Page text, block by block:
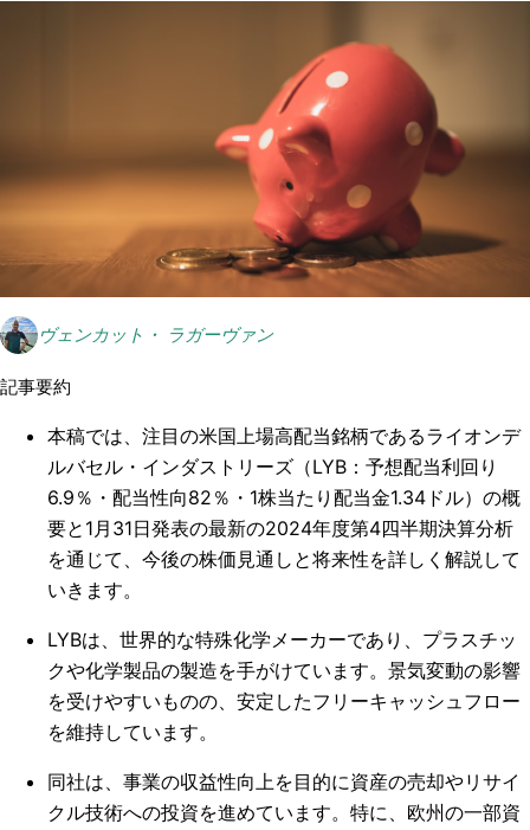
ヴェンカット・ ラガーヴァン
記事要約
本稿では、注目の米国上場高配当銘柄であるライオンデ
ルバセル・インダストリーズ（LYB：予想配当利回り
6.9％・配当性向82％・1株当たり配当金1.34ドル）の概
要と1月31日発表の最新の2024年度第4四半期決算分析
を通じて、今後の株価見通しと将来性を詳しく解説して
いきます。
LYBは、世界的な特殊化学メーカーであり、プラスチッ
クや化学製品の製造を手がけています。景気変動の影響
を受けやすいものの、安定したフリーキャッシュフロー
を維持しています。
同社は、事業の収益性向上を目的に資産の売却やリサイ
クル技術への投資を進めています。特に、欧州の一部資